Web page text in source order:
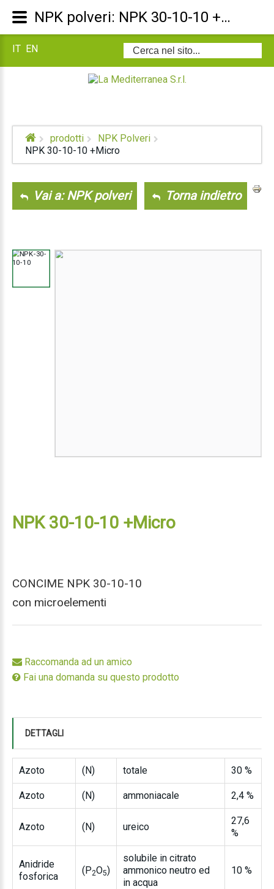
Cerca...
IT EN
prodotti
NPK Polveri
NPK 30-10-10 +Micro
Vai a: NPK polveri Torna indietro
NPK 30-10-10 +Micro
CONCIME NPK 30-10-10
con microelementi
Raccomanda ad un amico
Fai una domanda su questo prodotto
DETTAGLI
Azoto (N) totale 30 %
Azoto (N) ammoniacale 2,4 %
Azoto (N) ureico
27,6
%
Anidride
fosforica
(P2O5)
solubile in citrato
ammonico neutro ed
in acqua
10 %
NPK polveri: NPK 30-10-10 +Micro